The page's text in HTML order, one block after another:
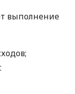
выполнение